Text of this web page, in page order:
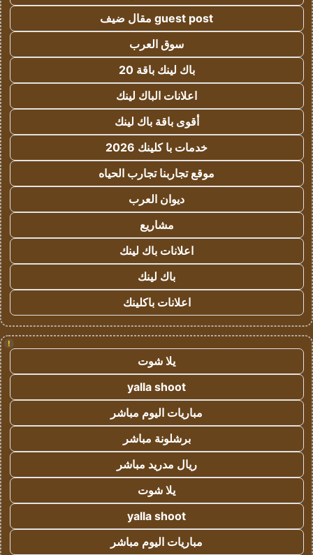
guest post مقال ضيف
سوق العرب
باك لينك باقة 20
اعلانات الباك لينك
أقوى باقة باك لينك
خدمات با كلينك 2026
موقع تجاربنا تجارب الحياه
ديوان العرب
مشاريع
اعلانات باك لينك
باك لينك
اعلانات باكلينك
!
يلا شوت
yalla shoot
مباريات اليوم مباشر
برشلونة مباشر
ريال مدريد مباشر
يلا شوت
yalla shoot
مباريات اليوم مباشر